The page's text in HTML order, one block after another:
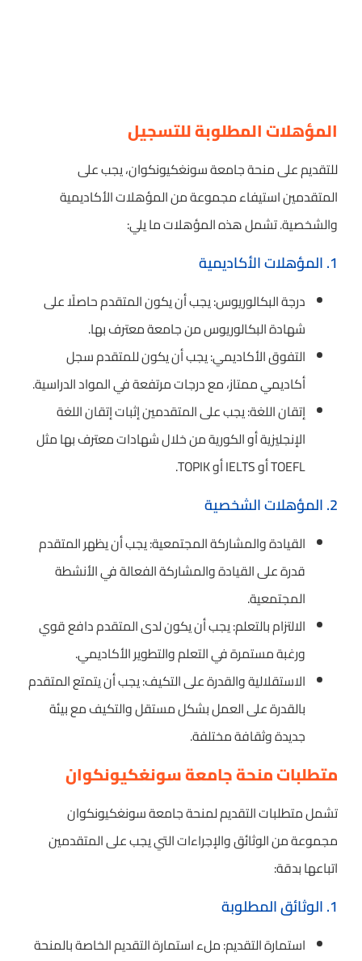
المؤهلات المطلوبة للتسجيل
للتقديم على منحة جامعة سونغكيونكوان، يجب على
المتقدمين استيفاء مجموعة من المؤهلات الأكاديمية
والشخصية. تشمل هذه المؤهلات ما يلي:
1. المؤهلات الأكاديمية
درجة البكالوريوس: يجب أن يكون المتقدم حاصلًا على
شهادة البكالوريوس من جامعة معترف بها.
التفوق الأكاديمي: يجب أن يكون للمتقدم سجل
أكاديمي ممتاز، مع درجات مرتفعة في المواد الدراسية.
إتقان اللغة: يجب على المتقدمين إثبات إتقان اللغة
الإنجليزية أو الكورية من خلال شهادات معترف بها مثل
TOEFL أو IELTS أو TOPIK.
2. المؤهلات الشخصية
القيادة والمشاركة المجتمعية: يجب أن يظهر المتقدم
قدرة على القيادة والمشاركة الفعالة في الأنشطة
المجتمعية.
الالتزام بالتعلم: يجب أن يكون لدى المتقدم دافع قوي
ورغبة مستمرة في التعلم والتطوير الأكاديمي.
الاستقلالية والقدرة على التكيف: يجب أن يتمتع المتقدم
بالقدرة على العمل بشكل مستقل والتكيف مع بيئة
جديدة وثقافة مختلفة.
متطلبات منحة جامعة سونغكيونكوان
تشمل متطلبات التقديم لمنحة جامعة سونغكيونكوان
مجموعة من الوثائق والإجراءات التي يجب على المتقدمين
اتباعها بدقة:
1. الوثائق المطلوبة
استمارة التقديم: ملء استمارة التقديم الخاصة بالمنحة